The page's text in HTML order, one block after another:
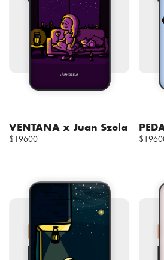
VENTANA x Juan Szela
$19600